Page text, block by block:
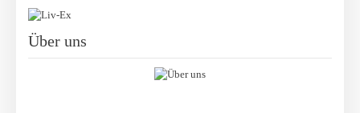
Über uns